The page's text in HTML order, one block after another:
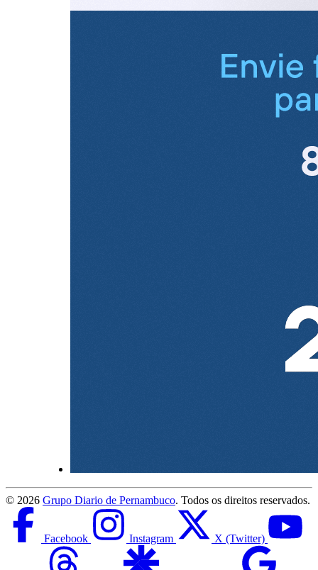
© 2026 Grupo Diario de Pernambuco. Todos os direitos reservados.
Facebook Instagram X (Twitter)